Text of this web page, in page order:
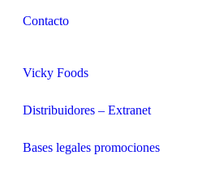
Contacto
Vicky Foods
Distribuidores – Extranet
Bases legales promociones